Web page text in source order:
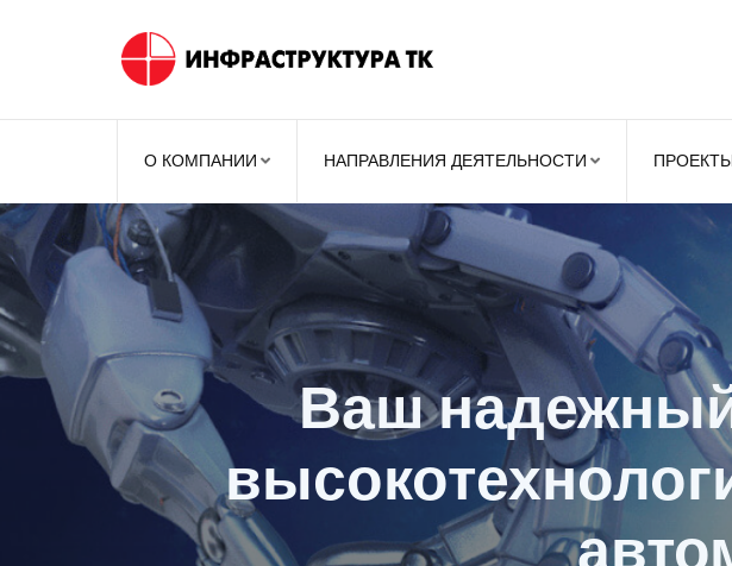
О КОМПАНИИ НАПРАВЛЕНИЯ ДЕЯТЕЛЬНОСТИ
Ваших